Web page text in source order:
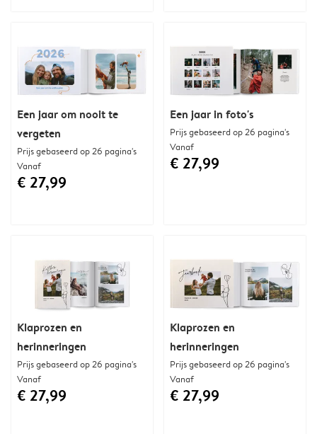
Een jaar in foto's
Prijs gebaseerd op 26 pagina's
Vanaf
€ 27,99
Een jaar om nooit te
vergeten
Prijs gebaseerd op 26 pagina's
Vanaf
€ 27,99
Klaprozen en
herinneringen
Prijs gebaseerd op 26 pagina's
Vanaf
€ 27,99
Klaprozen en
herinneringen
Prijs gebaseerd op 26 pagina's
Vanaf
€ 27,99